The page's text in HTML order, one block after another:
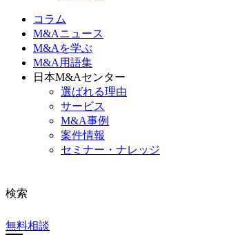
コラム
M&Aニュース
M&Aを学ぶ
M&A用語集
日本M&Aセンター
選ばれる理由
サービス
M&A事例
案件情報
セミナー・ナレッジ
検索
無料相談